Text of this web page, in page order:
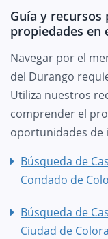
Guía y recursos
propiedades en
Navegar por el
del Durango
Utiliza nuestros
comprender el
oportunidades de
Búsqueda de
Condado de
Búsqueda de
Ciudad de